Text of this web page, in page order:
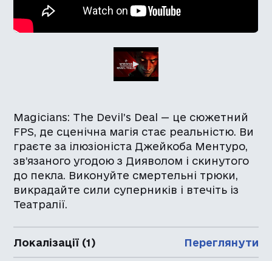
Magicians: The Devil’s Deal — це сюжетний
FPS, де сценічна магія стає реальністю. Ви
граєте за ілюзіоніста Джейкоба Ментуро,
зв’язаного угодою з Дияволом і скинутого
до пекла. Виконуйте смертельні трюки,
викрадайте сили суперників і втечіть із
Театралії.
Локалізації (1) Переглянути